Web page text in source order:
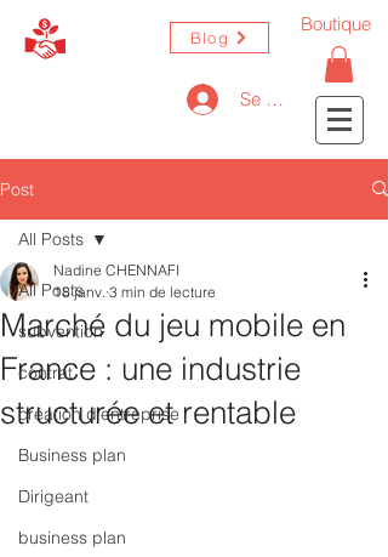
Blog
Se connecter
Boutique
Post
All Posts
subvention
contrat
création d'entreprise
Business plan
Dirigeant
business plan
All Posts
Marché du jeu mobile en
France : une industrie
structurée et rentable
Nadine CHENNAFI
18 janv. 3 min de lecture